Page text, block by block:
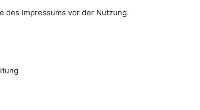
des Impressums vor der Nutzung.